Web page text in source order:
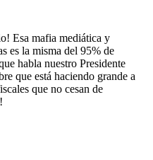
Esa mafia mediática y
es la misma del 95% de
habla nuestro Presidente
que está haciendo grande a
que no cesan de